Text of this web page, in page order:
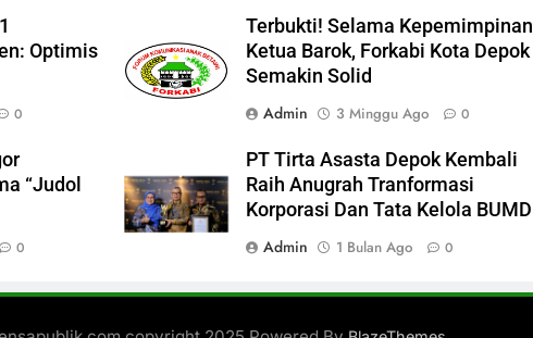
Optimis
0
Terbukti! Selama Kepemimpinan
Ketua Barok, Forkabi Kota Depok
Semakin Solid
Admin
3 Minggu Ago 0
“Judol
0
PT Tirta Asasta Depok Kembali
Raih Anugrah Tranformasi
Korporasi Dan Tata Kelola BUMD
Admin
1 Bulan Ago 0